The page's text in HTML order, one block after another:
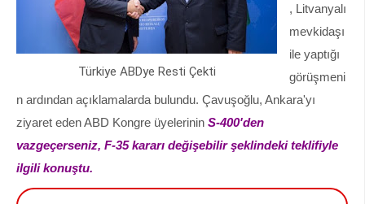
Türkiye ABDye Resti Çekti
, Litvanyalı
mevkidaşı
ile yaptığı
görüşmeni
n ardından açıklamalarda bulundu. Çavuşoğlu, Ankara'yı
ziyaret eden ABD Kongre üyelerinin S-400'den
vazgeçerseniz, F-35 kararı değişebilir şeklindeki teklifiyle
ilgili konuştu.